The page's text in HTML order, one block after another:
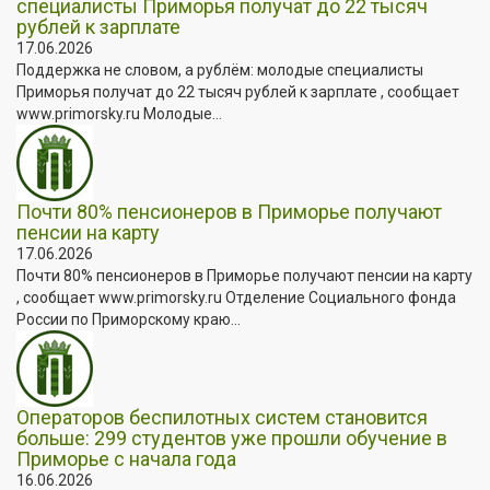
специалисты Приморья получат до 22 тысяч
рублей к зарплате
17.06.2026
Поддержка не словом, а рублём: молодые специалисты
Приморья получат до 22 тысяч рублей к зарплате , сообщает
www.primorsky.ru Молодые...
Почти 80% пенсионеров в Приморье получают
пенсии на карту
17.06.2026
Почти 80% пенсионеров в Приморье получают пенсии на карту
, сообщает www.primorsky.ru Отделение Социального фонда
России по Приморскому краю...
Операторов беспилотных систем становится
больше: 299 студентов уже прошли обучение в
Приморье с начала года
16.06.2026